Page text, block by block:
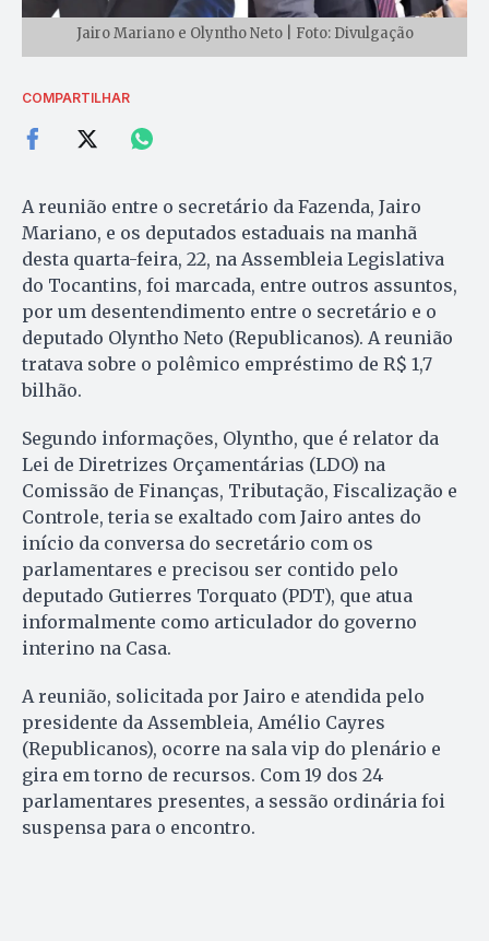
Jairo Mariano e Olyntho Neto | Foto: Divulgação
COMPARTILHAR
A reunião entre o secretário da Fazenda, Jairo
Mariano, e os deputados estaduais na manhã
desta quarta-feira, 22, na Assembleia Legislativa
do Tocantins, foi marcada, entre outros assuntos,
por um desentendimento entre o secretário e o
deputado Olyntho Neto (Republicanos). A reunião
tratava sobre o polêmico empréstimo de R$ 1,7
bilhão.
Segundo informações, Olyntho, que é relator da
Lei de Diretrizes Orçamentárias (LDO) na
Comissão de Finanças, Tributação, Fiscalização e
Controle, teria se exaltado com Jairo antes do
início da conversa do secretário com os
parlamentares e precisou ser contido pelo
deputado Gutierres Torquato (PDT), que atua
informalmente como articulador do governo
interino na Casa.
A reunião, solicitada por Jairo e atendida pelo
presidente da Assembleia, Amélio Cayres
(Republicanos), ocorre na sala vip do plenário e
gira em torno de recursos. Com 19 dos 24
parlamentares presentes, a sessão ordinária foi
suspensa para o encontro.